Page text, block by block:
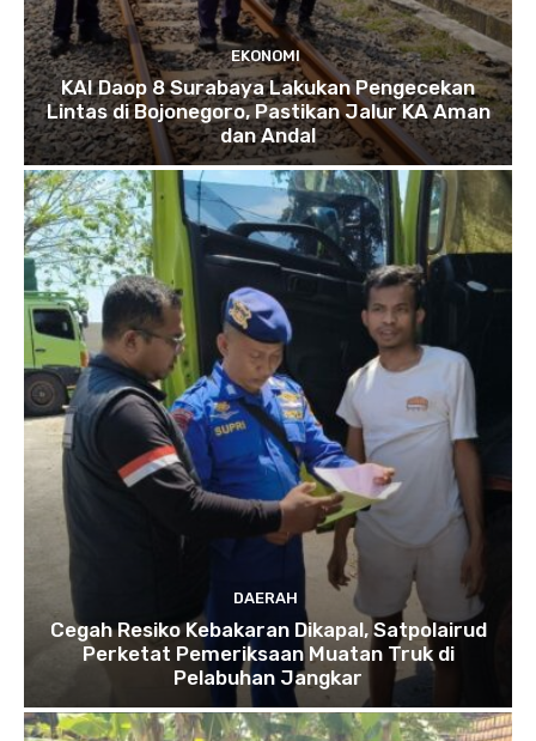
EKONOMI
KAI Daop 8 Surabaya Lakukan Pengecekan
Lintas di Bojonegoro, Pastikan Jalur KA Aman
dan Andal
DAERAH
Cegah Resiko Kebakaran Dikapal, Satpolairud
Perketat Pemeriksaan Muatan Truk di
Pelabuhan Jangkar